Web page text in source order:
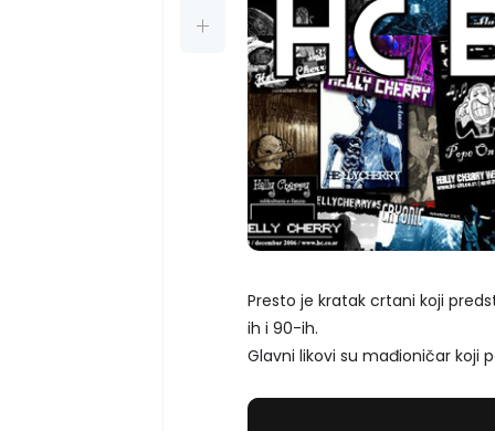
Presto je kratak crtani koji
ih i 90-ih.
Glavni likovi su mađioničar koji